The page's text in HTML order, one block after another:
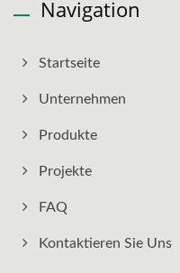
Navigation
Startseite
Unternehmen
Produkte
Projekte
FAQ
Kontaktieren Sie Uns